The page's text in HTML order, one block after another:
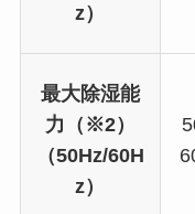
z）
最大除湿能
力（※2）
（50Hz/60H
z）